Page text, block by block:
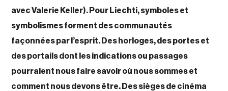
avec Valerie Keller). Pour Liechti, symboles et
symbolismes forment des communautés
façonnées par l’esprit. Des horloges, des portes et
des portails dont les indications ou passages
pourraient nous faire savoir où nous sommes et
comment nous devons être. Des sièges de cinéma